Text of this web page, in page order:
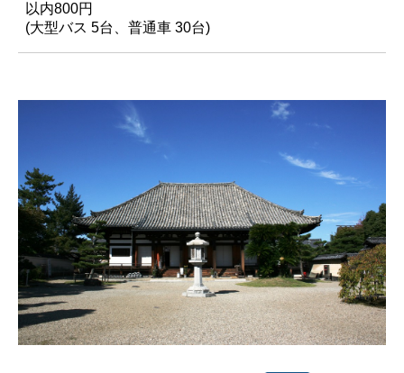
以内800円
(大型バス 5台、普通車 30台)